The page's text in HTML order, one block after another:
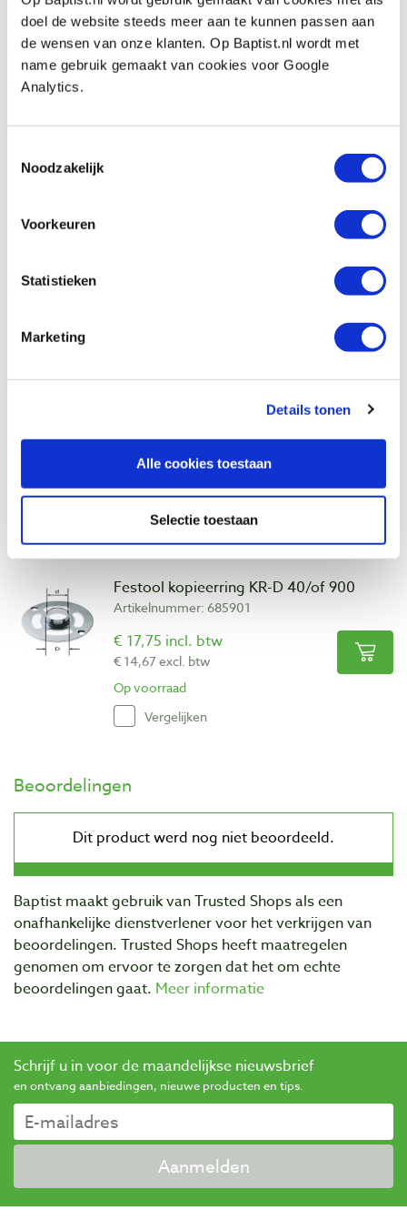
doel de website steeds meer aan te kunnen passen aan
de wensen van onze klanten. Op Baptist.nl wordt met
name gebruik gemaakt van cookies voor Google
Analytics.
Noodzakelijk
Voorkeuren
Statistieken
Marketing
Details tonen
Alle cookies toestaan
Selectie toestaan
Festool kopieerring KR-D 17/of 900
Artikelnummer: 685897
Op voorraad
Festool kopieerring KR-D 24/of 900
Festool kopieerring KR-D 30/of 900
€ 17,75 incl. btw
Op voorraad
Vergelijken
Festool kopieerring KR-D 40/of 900
Artikelnummer: 685901
€ 17,75 incl. btw
€ 14,67 excl. btw
Op voorraad
Vergelijken
Beoordelingen
Baptist maakt gebruik van Trusted Shops als een
onafhankelijke dienstverlener voor het verkrijgen van
beoordelingen. Trusted Shops heeft maatregelen
genomen om ervoor te zorgen dat het om echte
beoordelingen gaat. Meer informatie
Schrijf u in voor de maandelijkse nieuwsbrief
en ontvang aanbiedingen, nieuwe producten en tips.
Aanmelden